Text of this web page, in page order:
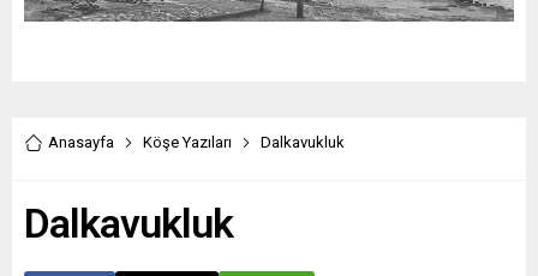
Anasayfa Köşe Yazıları Dalkavukluk
Dalkavukluk